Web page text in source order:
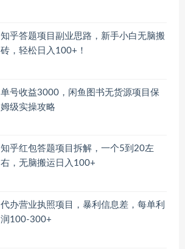
知乎答题项目副业思路，新手小白无脑搬
砖，轻松日入100+！
单号收益3000，闲鱼图书无货源项目保
姆级实操攻略
知乎红包答题项目拆解，一个5到20左
右，无脑搬运日入100+
代办营业执照项目，暴利信息差，每单利
润100-300+